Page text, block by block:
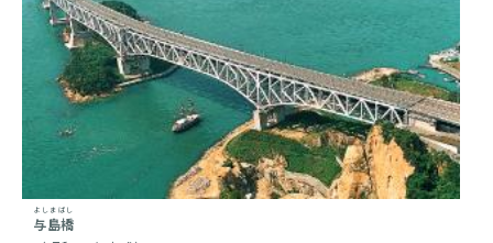
与島橋
よしまばし